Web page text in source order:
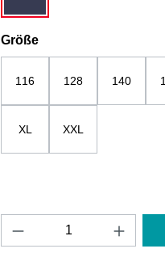
Größeauswählen
116 128 140
XL XXL
Produkt Anzahl: